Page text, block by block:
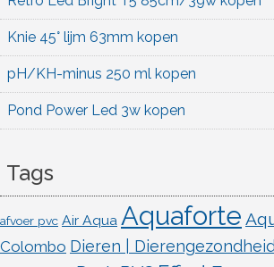
Knie 45° lijm 63mm kopen
pH/KH-minus 250 ml kopen
Pond Power Led 3w kopen
Tags
afvoer pvc Air Aqua Aquaforte
Colombo Dieren |